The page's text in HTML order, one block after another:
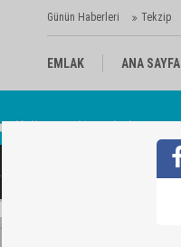
Günün Haberleri Tekzip
EMLAK ANA SAYFA
KÜLTÜR-SANAT
Kalkınma Ajansı'nda
önemli açıklamalar